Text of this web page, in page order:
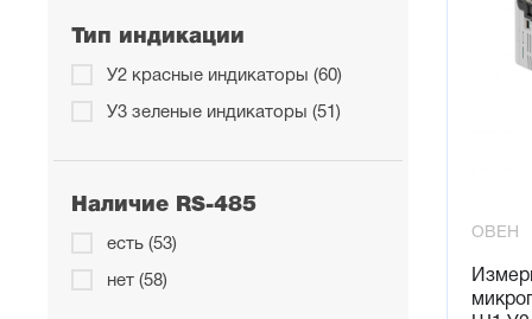
Тип индикации
У2 красные индикаторы (60)
У3 зеленые индикаторы (51)
Наличие RS-485
есть (53)
нет (58)
5
Два
В
USB
USB
ОВЕН